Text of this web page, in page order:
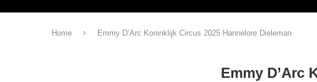
Home Emmy D’Arc Koninklijk Circus 2025 Hannelore Dieleman
Emmy D’Arc